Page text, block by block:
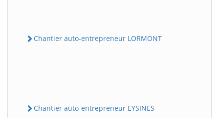
Chantier auto-entrepreneur LORMONT
Chantier auto-entrepreneur EYSINES